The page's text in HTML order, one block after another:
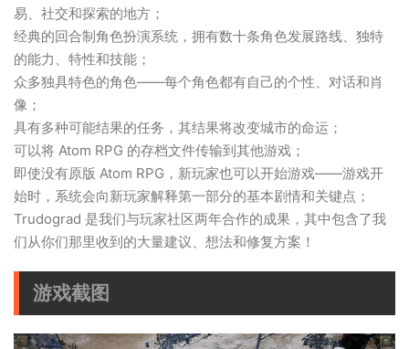
易、社交和探索的地方；
经典的回合制角色扮演系统，拥有数十条角色发展路线、独特
的能力、特性和技能；
众多独具特色的角色——每个角色都有自己的个性、对话和肖
像；
具有多种可能结果的任务，其结果将改变城市的命运；
可以将 Atom RPG 的存档文件传输到其他游戏；
即使没有原版 Atom RPG，新玩家也可以开始游戏——游戏开
始时，系统会向新玩家解释第一部分的基本剧情和关键点；
Trudograd 是我们与玩家社区两年合作的成果，其中包含了我
们从你们那里收到的大量建议、想法和修复方案！
游戏截图